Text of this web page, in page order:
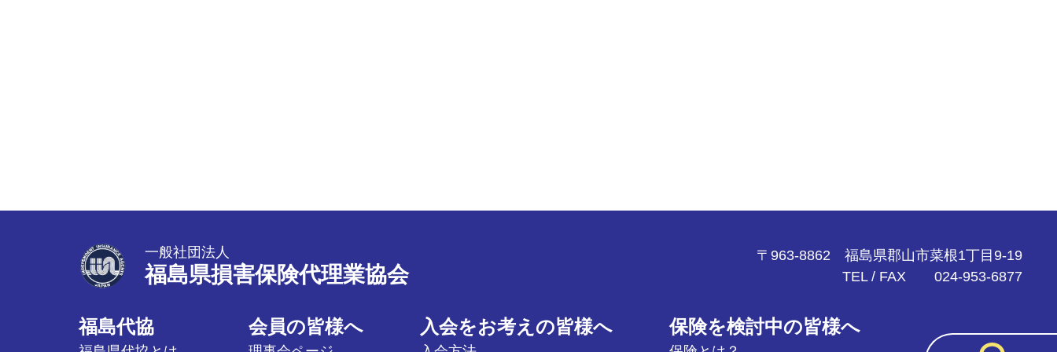
一般社団法人
福島県損害保険代理業協会
〒963-8862 福島県郡山市菜根1丁目9-19
TEL / FAX 024-953-6877
福島代協 会員の皆様へ 入会をお考えの皆様へ 保険を検討中の皆様へ